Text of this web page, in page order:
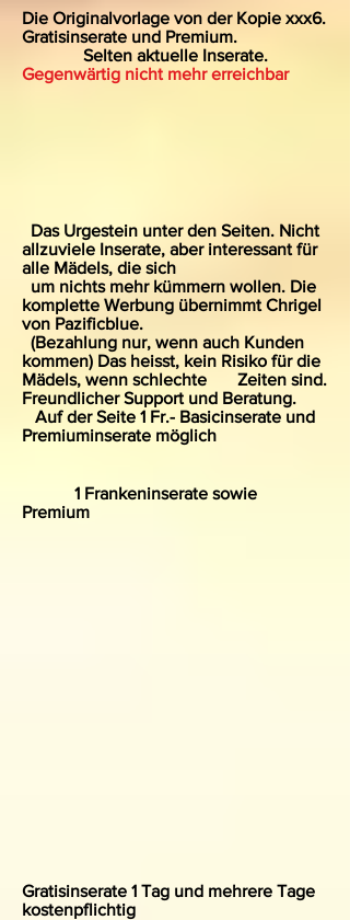
Die Originalvorlage von der Kopie xxx6.
Gratisinserate und Premium.
Selten aktuelle Inserate.
Gegenwärtig nicht mehr erreichbar
Das Urgestein unter den Seiten. Nicht
allzuviele Inserate, aber interessant für
alle Mädels, die sich
um nichts mehr kümmern wollen. Die
komplette Werbung übernimmt Chrigel
von Pazificblue.
(Bezahlung nur, wenn auch Kunden
kommen) Das heisst, kein Risiko für die
Mädels, wenn schlechte Zeiten sind.
Freundlicher Support und Beratung.
Auf der Seite 1 Fr.- Basicinserate und
Premiuminserate möglich
1 Frankeninserate sowie
Premium
Gratisinserate 1 Tag und mehrere Tage
kostenpflichtig